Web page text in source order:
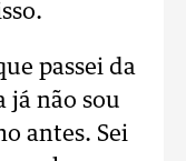
passei da
já não sou
antes. Sei